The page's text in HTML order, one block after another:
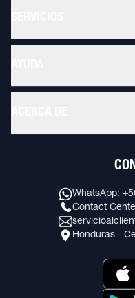
WhatsApp:
Contact
Honduras -